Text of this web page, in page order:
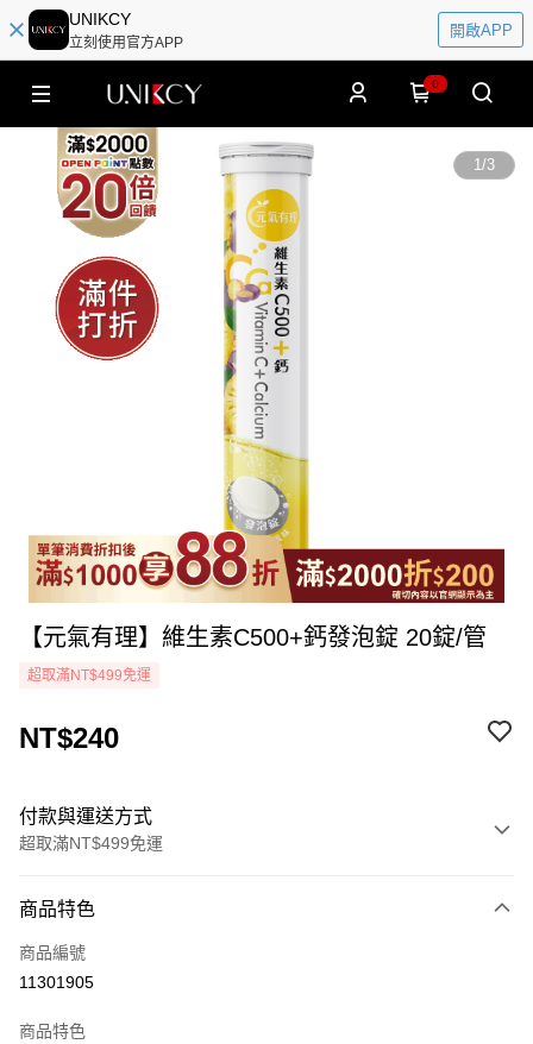
UNIKCY
立刻使用官方APP
開啟APP
0
1/3
【元氣有理】維生素C500+鈣發泡錠 20錠/管
超取滿NT$499免運
NT$240
付款與運送方式
超取滿NT$499免運
icash Pay
信用卡一次付款
商品特色
商品編號
11301905
商品特色